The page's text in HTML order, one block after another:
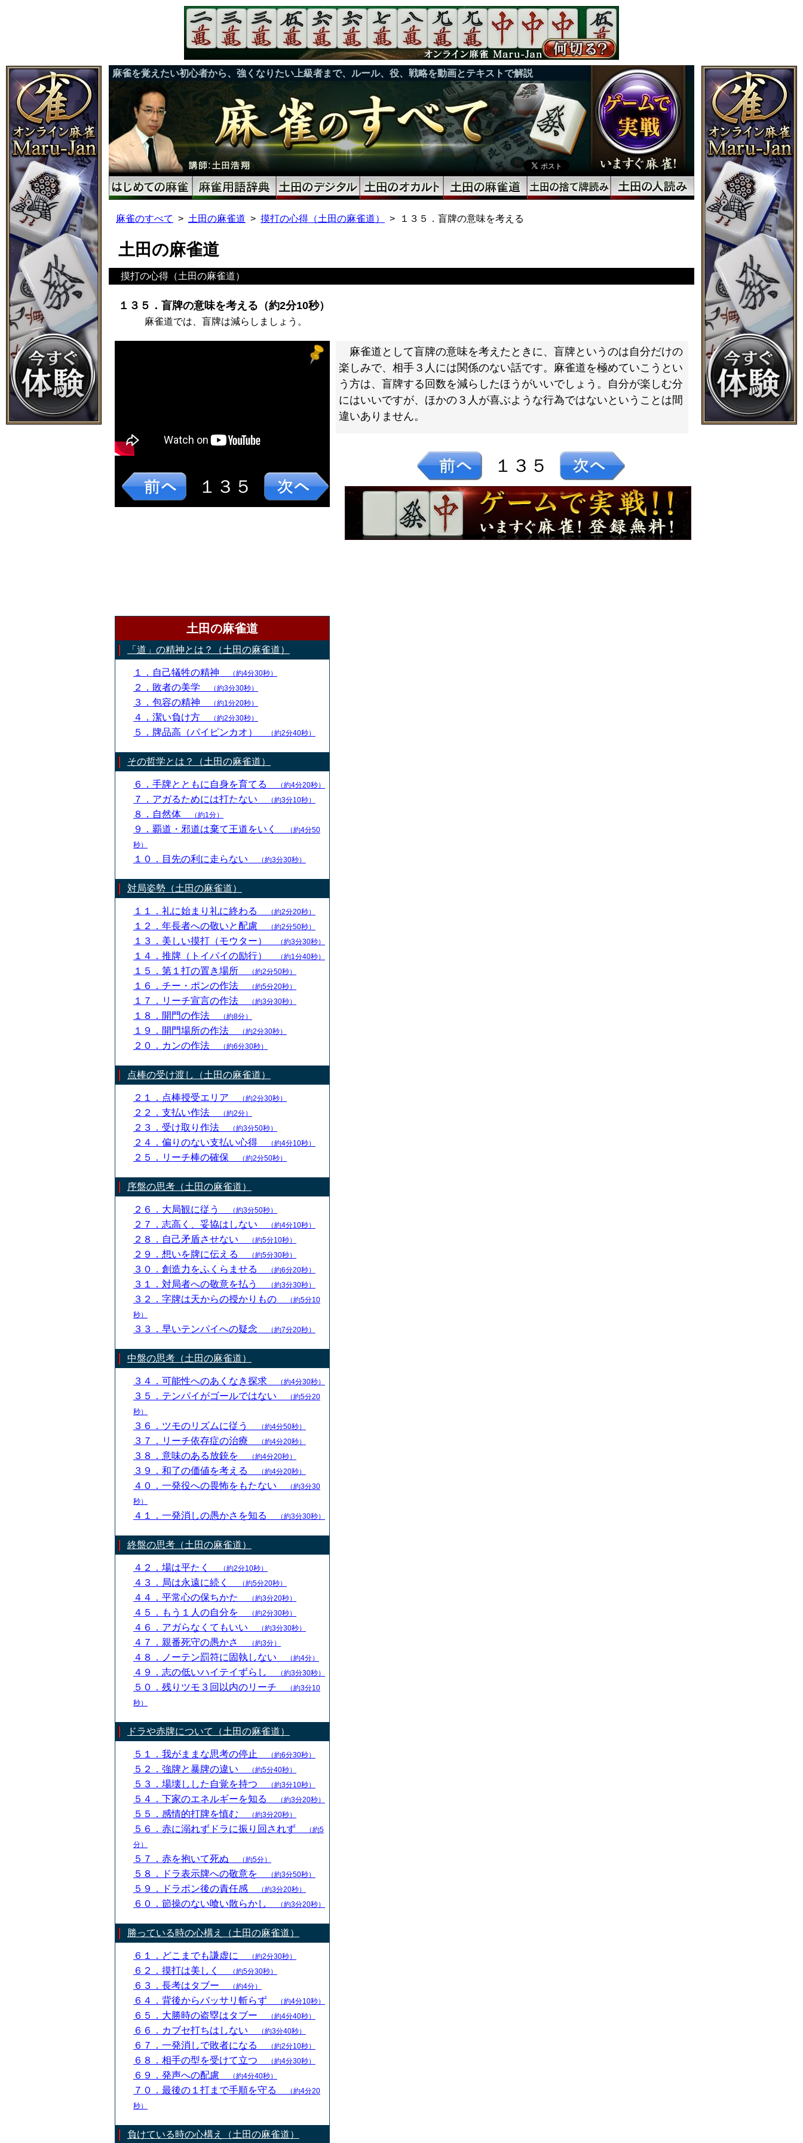
麻雀を覚えたい初心者から、強くなりたい上級者まで、ルール、役、戦略を動画とテキストで解説
麻雀のすべて 土田の麻雀道 摸打の心得（土田の麻雀道） １３５．盲牌の意味を考える
土田の麻雀道
摸打の心得（土田の麻雀道）
１３５．盲牌の意味を考える（約2分10秒）
麻雀道では、盲牌は減らしましょう。
１３５
土田の麻雀道
「道」の精神とは？（土田の麻雀道）
１．自己犠牲の精神 （約4分30秒）
２．敗者の美学 （約3分30秒）
３．包容の精神 （約1分20秒）
４．潔い負け方 （約2分30秒）
５．牌品高（パイピンカオ） （約2分40秒）
その哲学とは？（土田の麻雀道）
６．手牌とともに自身を育てる （約4分20秒）
７．アガるためには打たない （約3分10秒）
８．自然体 （約1分）
９．覇道・邪道は棄て王道をいく
（約4分50
秒）
１０．目先の利に走らない （約3分30秒）
対局姿勢（土田の麻雀道）
１１．礼に始まり礼に終わる （約2分20秒）
１２．年長者への敬いと配慮 （約2分50秒）
１３．美しい摸打（モウター） （約3分30秒）
１４．推牌（トイパイの励行） （約1分40秒）
１５．第１打の置き場所 （約2分50秒）
１６．チー・ポンの作法 （約5分20秒）
１７．リーチ宣言の作法 （約3分30秒）
１８．開門の作法 （約8分）
１９．開門場所の作法 （約2分30秒）
２０．カンの作法 （約6分30秒）
点棒の受け渡し（土田の麻雀道）
２１．点棒授受エリア （約2分30秒）
２２．支払い作法 （約2分）
２３．受け取り作法 （約3分50秒）
２４．偏りのない支払い心得 （約4分10秒）
２５．リーチ棒の確保 （約2分50秒）
序盤の思考（土田の麻雀道）
２６．大局観に従う （約3分50秒）
２７．志高く、妥協はしない （約4分10秒）
２８．自己矛盾させない （約5分10秒）
２９．想いを牌に伝える （約5分30秒）
３０．創造力をふくらませる （約6分20秒）
３１．対局者への敬意を払う （約3分30秒）
３２．字牌は天からの授かりもの
（約5分10
秒）
３３．早いテンパイへの疑念 （約7分20秒）
中盤の思考（土田の麻雀道）
３４．可能性へのあくなき探求 （約4分30秒）
３５．テンパイがゴールではない
（約5分20
秒）
３６．ツモのリズムに従う （約4分50秒）
３７．リーチ依存症の治療 （約4分20秒）
３８．意味のある放銃を （約4分20秒）
３９．和了の価値を考える （約4分20秒）
４０．一発役への畏怖をもたない
（約3分30
秒）
４１．一発消しの愚かさを知る （約3分30秒）
終盤の思考（土田の麻雀道）
４２．場は平たく （約2分10秒）
４３．局は永遠に続く （約5分20秒）
４４．平常心の保ちかた （約3分20秒）
４５．もう１人の自分を （約2分30秒）
４６．アガらなくてもいい （約3分30秒）
４７．親番死守の愚かさ （約3分）
４８．ノーテン罰符に固執しない （約4分）
４９．志の低いハイテイずらし （約3分30秒）
５０．残りツモ３回以内のリーチ
（約3分10
秒）
ドラや赤牌について（土田の麻雀道）
５１．我がままな思考の停止 （約6分30秒）
５２．強牌と暴牌の違い （約5分40秒）
５３．場壊しした自覚を持つ （約3分10秒）
５４．下家のエネルギーを知る （約3分20秒）
５５．感情的打牌を慎む （約3分20秒）
５６．赤に溺れずドラに振り回されず
（約5
分）
５７．赤を抱いて死ぬ （約5分）
５８．ドラ表示牌への敬意を （約3分50秒）
５９．ドラポン後の責任感 （約3分20秒）
６０．節操のない喰い散らかし （約3分20秒）
勝っている時の心構え（土田の麻雀道）
６１．どこまでも謙虚に （約2分30秒）
６２．摸打は美しく （約5分30秒）
６３．長考はタブー （約4分）
６４．背後からバッサリ斬らず （約4分10秒）
６５．大勝時の盗塁はタブー （約4分40秒）
６６．カブセ打ちはしない （約3分40秒）
６７．一発消しで敗者になる （約2分10秒）
６８．相手の型を受けて立つ （約4分30秒）
６９．発声への配慮 （約4分40秒）
７０．最後の１打まで手順を守る
（約4分20
秒）
負けている時の心構え（土田の麻雀道）
麻雀道として盲牌の意味を考えたときに、盲牌というのは自分だけの
楽しみで、相手３人には関係のない話です。麻雀道を極めていこうとい
う方は、盲牌する回数を減らしたほうがいいでしょう。自分が楽しむ分
にはいいですが、ほかの３人が喜ぶような行為ではないということは間
違いありません。
１３５